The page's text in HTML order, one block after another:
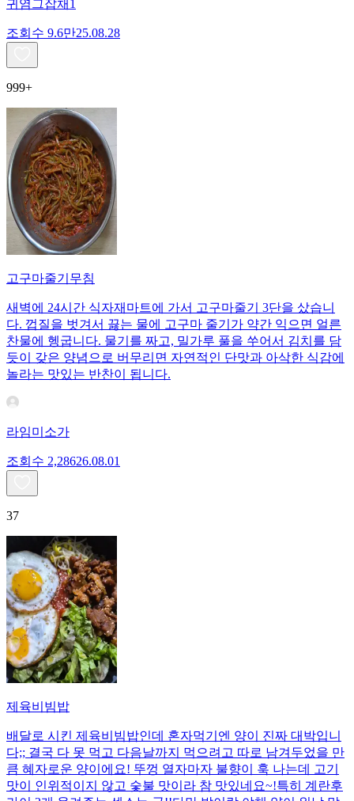
귀염그잡채1
조회수 9.6만25.08.28
999+
고구마줄기무침
새벽에 24시간 식자재마트에 가서 고구마줄기 3단을 샀습니
다. 껍질을 벗겨서 끓는 물에 고구마 줄기가 약간 익으면 얼른
찬물에 헹굽니다. 물기를 짜고, 밀가루 풀을 쑤어서 김치를 담
듯이 갖은 양념으로 버무리면 자연적인 단맛과 아삭한 식감에
놀라는 맛있는 반찬이 됩니다.
라임미소가
조회수 2,28626.08.01
37
제육비빔밥
배달로 시킨 제육비빔밥인데 혼자먹기엔 양이 진짜 대박입니
다;; 결국 다 못 먹고 다음날까지 먹으려고 따로 남겨두었을 만
큼 혜자로운 양이에요! 뚜껑 열자마자 불향이 훅 나는데 고기
맛이 인위적이지 않고 숯불 맛이라 참 맛있네요~!특히 계란후